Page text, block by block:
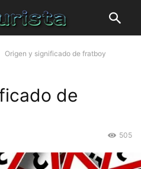
Origen y significado de fratboy
de
505